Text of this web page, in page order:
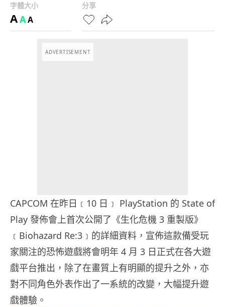
字體大小
AAA
分享
ADVERTISEMENT
CAPCOM 在昨日﹝10 日﹞ PlayStation 的 State of
Play 發佈會上首次公開了《生化危機 3 重製版》
﹝Biohazard Re:3﹞的詳細資料，宣佈這款備受玩
家關注的恐怖遊戲將會明年 4 月 3 日正式在各大遊
戲平台推出，除了在畫質上有明顯的提升之外，亦
對不同角色外表作出了一系統的改變，大幅提升遊
戲體驗。